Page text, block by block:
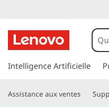
u
p
p
o
a
e
Intelligence Artificielle
Assistance aux ventes